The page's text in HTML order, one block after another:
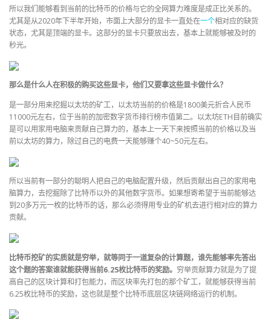
所以我们能够看到当前的比特币的价格与它的全网算力难度是成正比关系的。
尤其是从2020年下半年开始，市面上大部分的显卡一直处在一个相对应的缺货
状态，尤其是顶端的显卡。这部分的显卡只要放出去，基本上就能够被及时的
秒光。
那么是什么人在积极的购买这些显卡，他们又要拿这些显卡做什么？
是一部分用来挖掘以太坊的矿工，以太坊当前的价格是1800美元折合人民币
11000元左右，位于当前的加密数字货币排行榜市值第二。以太坊ETH目前确实
是可以用家用电脑来贡献自己算力的，基本上一天下来按照当前的价格以及当
前以太坊的算力，除过自己的电费一天能够赚个40~50元左右。
所以当前有一部分的聪明人把自己的电脑配置升级，然后贡献出自己的家用电
脑算力，去挖掘除了比特币以外的其他数字货币。如果想寄希望于当前能够达
到20多万元一枚的比特币的话，那么必须得用专业的矿机去进行相对应的算力
贡献。
比特币挖矿的实质就是穷举，就等同于一道复杂的计算题，谁先能够率先答出
这个题的答案谁就能获得当前6.25枚比特币的奖励。 穷举贡献算力就是为了提
高自己的区块计算和打包能力，而区块率先打包的那个矿工，就能够获得当前
6.25枚比特币的奖励，这也就是整个比特币底层区块链网络运行的机制。